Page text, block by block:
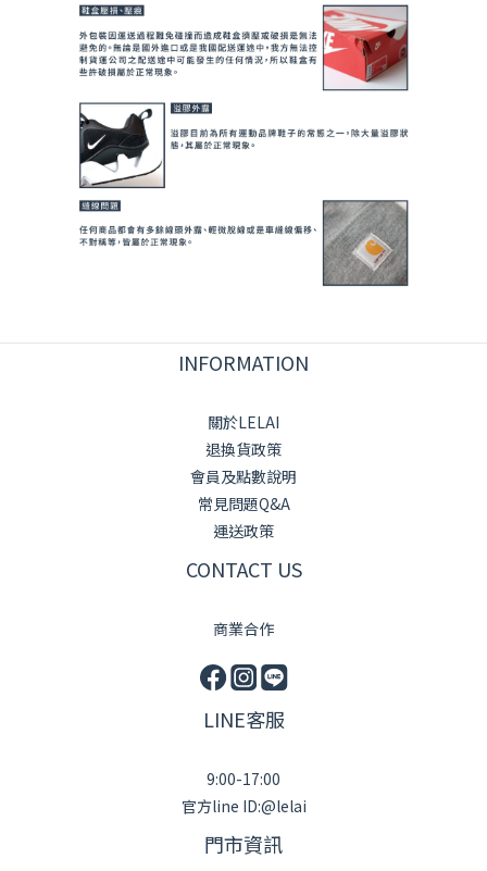
INFORMATION
關於LELAI
退換貨政策
會員及點數說明
常見問題Q&A
運送政策
CONTACT US
商業合作
LINE客服
9:00-17:00
官方line ID:@lelai
門市資訊